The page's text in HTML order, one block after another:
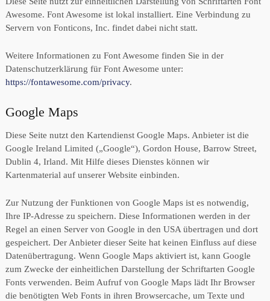
Awesome. Font Awesome ist lokal installiert. Eine Verbindung zu
Servern von Fonticons, Inc. findet dabei nicht statt.
Weitere Informationen zu Font Awesome finden Sie in der
Datenschutzerklärung für Font Awesome unter:
https://fontawesome.com/privacy.
Google Maps
Diese Seite nutzt den Kartendienst Google Maps. Anbieter ist die
Google Ireland Limited („Google“), Gordon House, Barrow Street,
Dublin 4, Irland. Mit Hilfe dieses Dienstes können wir
Kartenmaterial auf unserer Website einbinden.
Zur Nutzung der Funktionen von Google Maps ist es notwendig,
Ihre IP-Adresse zu speichern. Diese Informationen werden in der
Regel an einen Server von Google in den USA übertragen und dort
gespeichert. Der Anbieter dieser Seite hat keinen Einfluss auf diese
Datenübertragung. Wenn Google Maps aktiviert ist, kann Google
zum Zwecke der einheitlichen Darstellung der Schriftarten Google
Fonts verwenden. Beim Aufruf von Google Maps lädt Ihr Browser
die benötigten Web Fonts in ihren Browsercache, um Texte und